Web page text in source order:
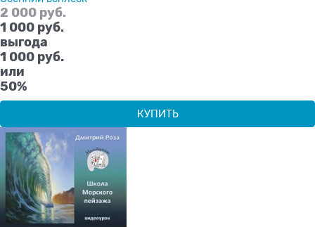
2 000 руб.
1 000 руб.
выгода
1 000 руб.
или
50%
КУПИТЬ